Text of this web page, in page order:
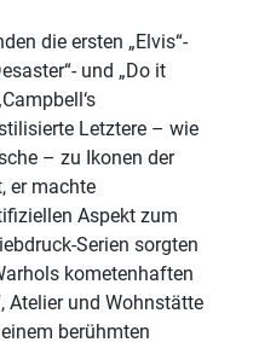
die ersten „Elvis“-
und „Do it
Letztere – wie
– zu Ikonen der
er machte
Aspekt zum
Serien sorgten
kometenhaften
Atelier und Wohnstätte
berühmten